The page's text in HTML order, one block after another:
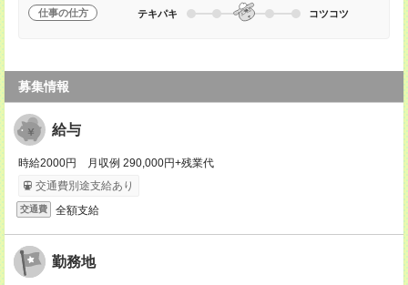
仕事の仕方 テキパキ コツコツ
募集情報
給与
時給2000円 月収例 290,000円+残業代
交通費別途支給あり
交通費 全額支給
勤務地